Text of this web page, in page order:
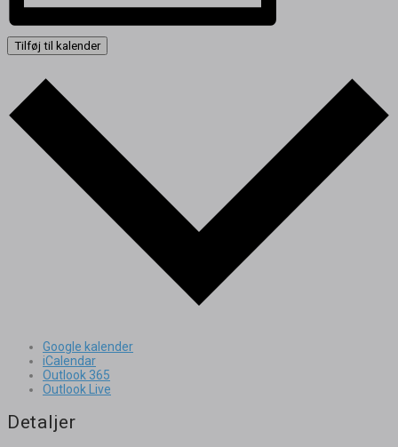
Tilføj til kalender
Google kalender
iCalendar
Outlook 365
Outlook Live
Detaljer